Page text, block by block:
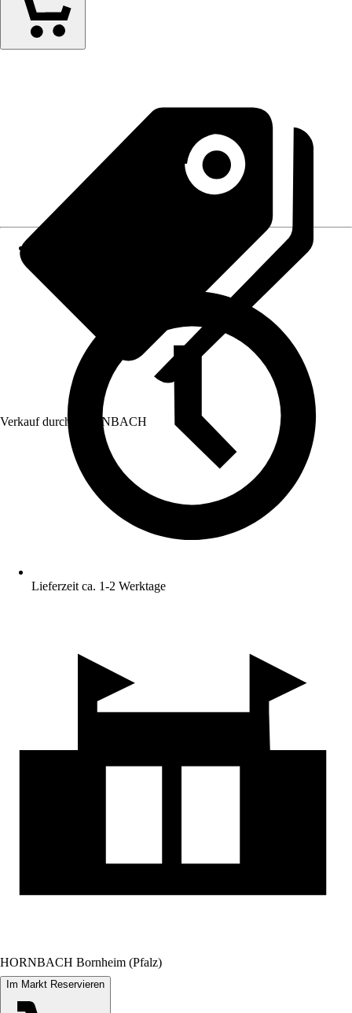
Verkauf durch: HORNBACH
Lieferzeit ca. 1-2 Werktage
HORNBACH Bornheim (Pfalz)
Im Markt Reservieren